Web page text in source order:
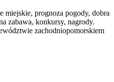
miejskie, prognoza pogody, dobra
zabawa, konkursy, nagrody.
zachodniopomorskiem